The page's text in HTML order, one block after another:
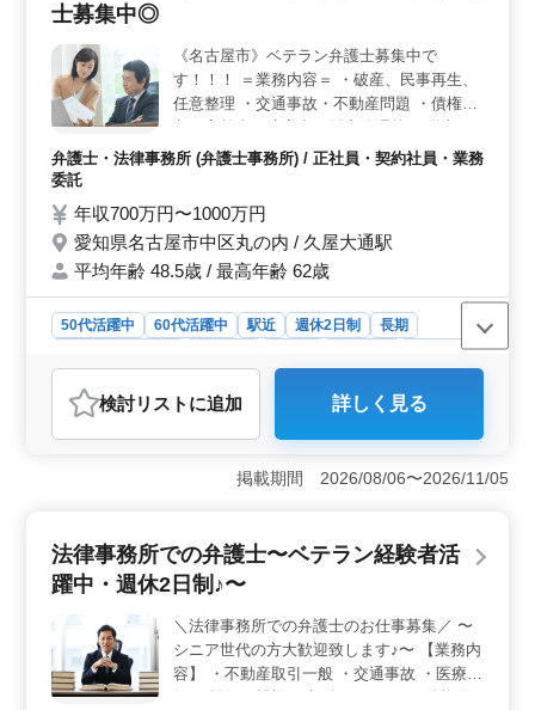
用できます。高齢者や障害者の財産管理など、社会的に
＞ 現在50歳以上の弁護士も活躍中です。これまでのキ
ャリアを活かしつつ、新たな挑戦ができる場を提供して
います。車通勤も可能で、無料駐車場も完備されていま
す。
士募集中◎
《名古屋市》ベテラン弁護士募集中で
す！！！ ＝業務内容＝ ・破産、民事再生、
任意整理 ・交通事故・不動産問題 ・債権回
・未経験分野サポート！ ・駅から徒歩5分♪
弁護士・法律事務所 (弁護士事務所) / 正社員・契約社員・業務
委託
年収700万円〜1000万円
愛知県名古屋市中区丸の内 / 久屋大通駅
平均年齢 48.5歳 / 最高年齢 62歳
50代活躍中 60代活躍中 駅近 週休2日制
長期
業務委託
おすすめポイント
＜職場環境＞ 事務所は名古屋市中区に位置し、久屋大
通駅から徒歩5分と通勤に非常に便利な立地です。駅チカ
のため、通勤のストレスが軽減でき、仕事に集中できま
して経験をさらに積むことが可能です。 ＜働き方
＞ 週休2日制で、土日祝日はしっかり休めます。さら
保しやすく、ワークライフバランスが取りやすい環境で
す。
検討リスト に追加 詳しく見る
掲載期間 2026/08/06〜2026/11/05
法律事務所での弁護士〜ベテラン経験者活
躍中・週休2日制♪〜
＼法律事務所での弁護士のお仕事募集／ 〜
シニア世代の方大歓迎致します♪〜 【業務内
容】 ・不動産取引一般 ・交通事故 ・医療事